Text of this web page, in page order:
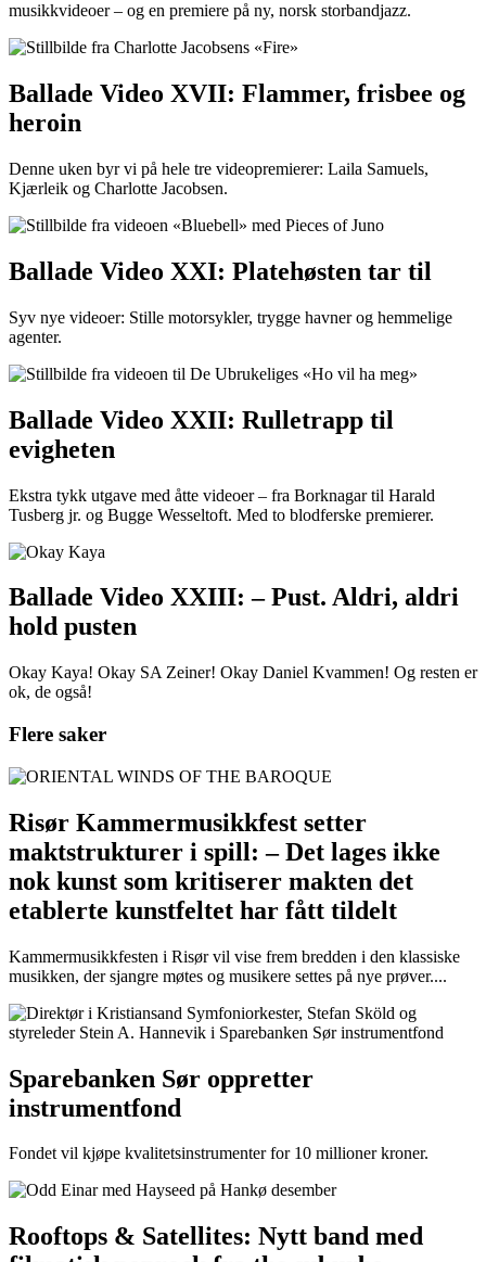
musikkvideoer – og en premiere på ny, norsk storbandjazz.
Ballade Video XVII: Flammer, frisbee og
heroin
Denne uken byr vi på hele tre videopremierer: Laila Samuels,
Kjærleik og Charlotte Jacobsen.
Ballade Video XXI: Platehøsten tar til
Syv nye videoer: Stille motorsykler, trygge havner og hemmelige
agenter.
Ballade Video XXII: Rulletrapp til
evigheten
Ekstra tykk utgave med åtte videoer – fra Borknagar til Harald
Tusberg jr. og Bugge Wesseltoft. Med to blodferske premierer.
Ballade Video XXIII: – Pust. Aldri, aldri
hold pusten
Okay Kaya! Okay SA Zeiner! Okay Daniel Kvammen! Og resten er
ok, de også!
Flere saker
Risør Kammermusikkfest setter
maktstrukturer i spill: – Det lages ikke
nok kunst som kritiserer makten det
etablerte kunstfeltet har fått tildelt
Kammermusikkfesten i Risør vil vise frem bredden i den klassiske
musikken, der sjangre møtes og musikere settes på nye prøver....
Sparebanken Sør oppretter
instrumentfond
Fondet vil kjøpe kvalitetsinstrumenter for 10 millioner kroner.
Rooftops & Satellites: Nytt band med